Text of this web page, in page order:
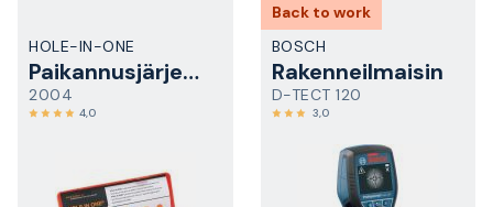
HOLE-IN-ONE
Paikannusjärjestelmä
2004
4,0
Back to work
BOSCH
Rakenneilmaisin
D-TECT 120
3,0